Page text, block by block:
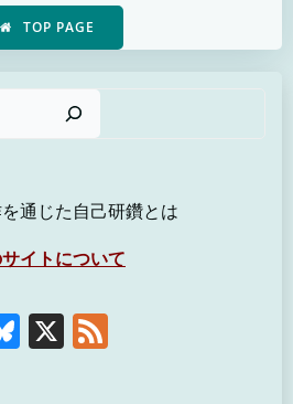
TOP PAGE
通じた自己研鑽とは
イトについて
Bluesky
X